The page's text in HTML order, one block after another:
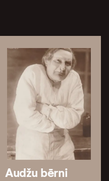
Audžu bērni